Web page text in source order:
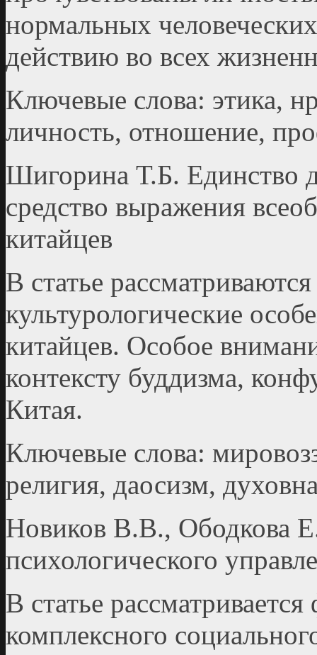
нормальных
действию во всех
Ключевые слова: этика,
личность, отношение,
Шигорина Т.Б. Единство
средство выражения
китайцев
В статье
культурологические
китайцев. Особое
контексту буддизма,
Китая.
Ключевые слова:
религия, даосизм,
Новиков В.В., Ободкова
психологического
В статье
комплексного